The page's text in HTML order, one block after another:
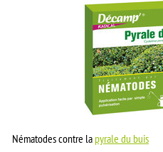
Nématodes contre la pyrale du buis